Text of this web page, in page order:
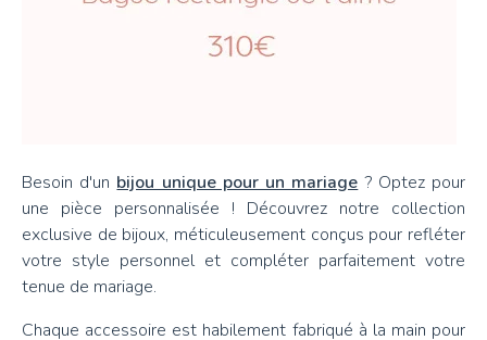
Besoin d'un bijou unique pour un mariage ? Optez pour
une pièce personnalisée ! Découvrez notre collection
exclusive de bijoux, méticuleusement conçus pour refléter
votre style personnel et compléter parfaitement votre
tenue de mariage.
Chaque accessoire est habilement fabriqué à la main pour